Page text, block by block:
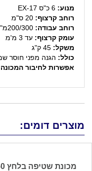
מנוע:
רוחב קרצוף: 20 ס"מ
רוחב עבודה: 200/300מ"מ
עומק קרצוף: עד 3 מ'מ
משקל:
כולל: הגנה מפני חוסר
אפשרות לחיבור
מוצרים דומים:
מכונת